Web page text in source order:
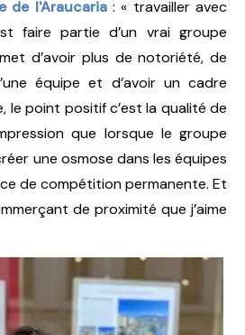
de l'Araucaria: « travailler avec
faire partie d’un vrai groupe
d’avoir plus de notoriété, de
équipe et d’avoir un cadre
le point positif c’est la qualité de
que lorsque le groupe
une osmose dans les équipes
de compétition permanente. Et
de proximité que j’aime